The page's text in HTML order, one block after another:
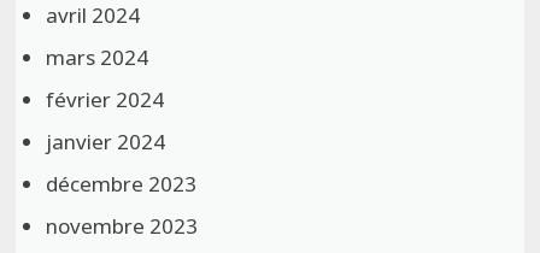
avril 2024
mars 2024
février 2024
janvier 2024
décembre 2023
novembre 2023